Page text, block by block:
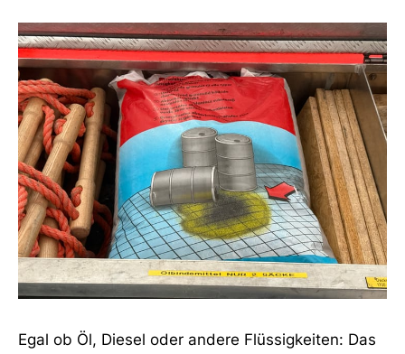
Egal ob Öl, Diesel oder andere Flüssigkeiten: Das